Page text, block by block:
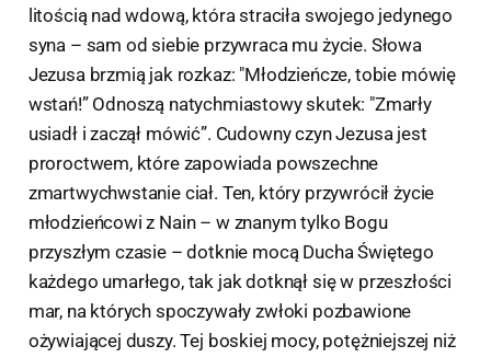
litością nad wdową, która straciła swojego jedynego
syna – sam od siebie przywraca mu życie. Słowa
Jezusa brzmią jak rozkaz: "Młodzieńcze, tobie mówię
wstań!” Odnoszą natychmiastowy skutek: "Zmarły
usiadł i zaczął mówić”. Cudowny czyn Jezusa jest
proroctwem, które zapowiada powszechne
zmartwychwstanie ciał. Ten, który przywrócił życie
młodzieńcowi z Nain – w znanym tylko Bogu
przyszłym czasie – dotknie mocą Ducha Świętego
każdego umarłego, tak jak dotknął się w przeszłości
mar, na których spoczywały zwłoki pozbawione
ożywiającej duszy. Tej boskiej mocy, potężniejszej niż